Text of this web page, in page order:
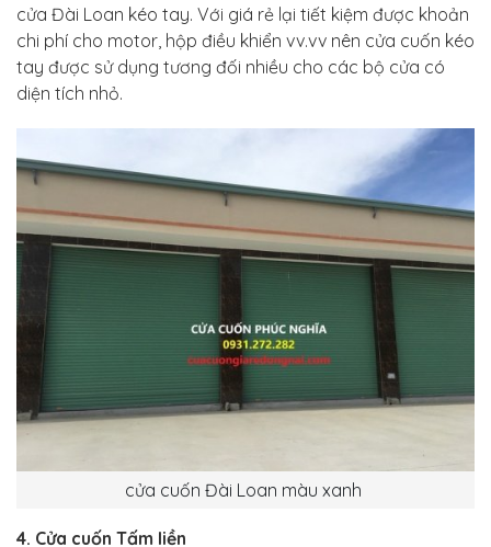
cửa Đài Loan kéo tay. Với giá rẻ lại tiết kiệm được khoản
chi phí cho motor, hộp điều khiển vv.vv nên cửa cuốn kéo
tay được sử dụng tương đối nhiều cho các bộ cửa có
diện tích nhỏ.
cửa cuốn Đài Loan màu xanh
4. Cửa cuốn Tấm liền